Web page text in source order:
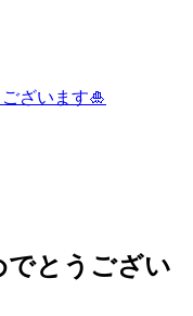
ざいます🎍
でとうござい